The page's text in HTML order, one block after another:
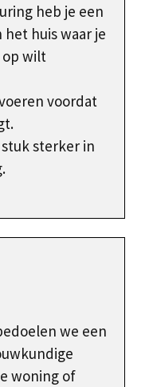
heb je een
huis waar je
op wilt
voordat
sterker in
we een
woning of